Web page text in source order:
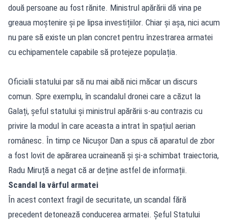
două persoane au fost rănite. Ministrul apărării dă vina pe
greaua moștenire și pe lipsa investițiilor. Chiar și așa, nici acum
nu pare să existe un plan concret pentru înzestrarea armatei
cu echipamentele capabile să protejeze populația.
Oficialii statului par să nu mai aibă nici măcar un discurs
comun. Spre exemplu, în scandalul dronei care a căzut la
Galați, șeful statului și ministrul apărării s-au contrazis cu
privire la modul în care aceasta a intrat în spațiul aerian
românesc. În timp ce Nicușor Dan a spus că aparatul de zbor
a fost lovit de apărarea ucraineană și și-a schimbat traiectoria,
Radu Miruță a negat că ar deține astfel de informații.
Scandal la vârful armatei
În acest context fragil de securitate, un scandal fără
precedent detonează conducerea armatei. Șeful Statului